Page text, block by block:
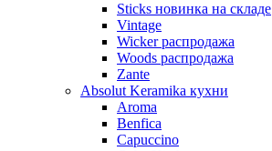
Sticks новинка на складе
Vintage
Wicker распродажа
Woods распродажа
Zante
Absolut Keramika кухни
Aroma
Benfica
Capuccino